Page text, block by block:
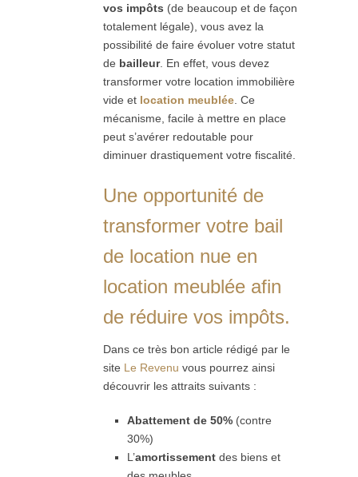
vos impôts (de beaucoup et de façon
totalement légale), vous avez la
possibilité de faire évoluer votre statut
de bailleur. En effet, vous devez
transformer votre location immobilière
vide et location meublée . Ce
mécanisme, facile à mettre en place
peut s’avérer redoutable pour
diminuer drastiquement votre fiscalité.
Une opportunité de
transformer votre bail
de location nue en
location meublée afin
de réduire vos impôts.
Dans ce très bon article rédigé par le
site Le Revenu vous pourrez ainsi
découvrir les attraits suivants :
Abattement de 50% (contre
30%)
L’amortissement des biens et